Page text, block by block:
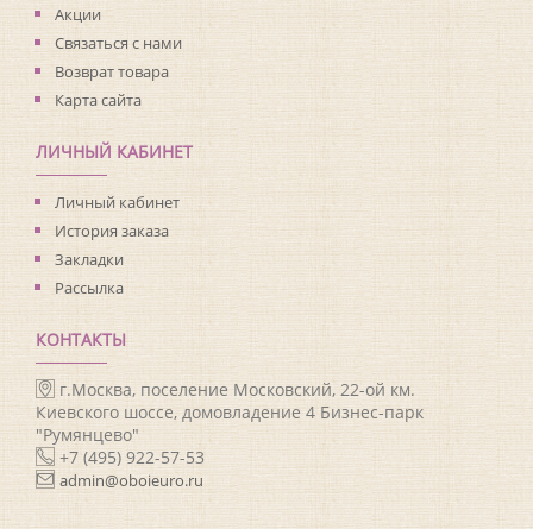
Акции
Связаться с нами
Возврат товара
Карта сайта
ЛИЧНЫЙ КАБИНЕТ
Личный кабинет
История заказа
Закладки
Рассылка
КОНТАКТЫ
г.Москва, поселение Московский, 22-ой км.
Киевского шоссе, домовладение 4 Бизнес-парк
"Румянцево"
+7 (495) 922-57-53
admin@oboieuro.ru